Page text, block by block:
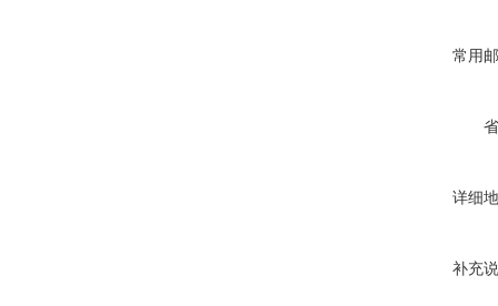
常用
详细
补充